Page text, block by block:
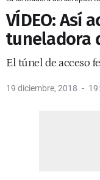
VÍDEO: Así
tuneladora
El túnel de acceso
19 diciembre, 2018